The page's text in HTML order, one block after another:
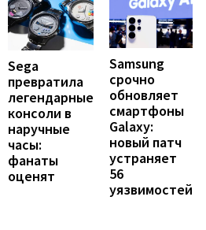
Sega
превратила
легендарные
консоли в
наручные
часы:
фанаты
оценят
Samsung
срочно
обновляет
смартфоны
Galaxy:
новый патч
устраняет
56
уязвимостей